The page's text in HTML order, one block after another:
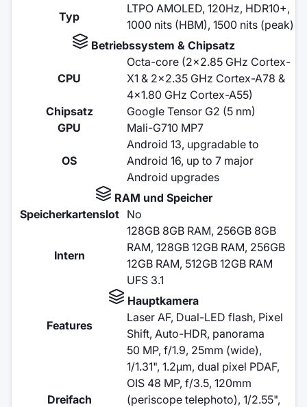
Typ
LTPO AMOLED, 120Hz, HDR10+,
1000 nits (HBM), 1500 nits (peak)
Betriebssystem & Chipsatz
CPU
Octa-core (2x2.85 GHz Cortex-
X1 & 2x2.35 GHz Cortex-A78 &
4x1.80 GHz Cortex-A55)
Chipsatz
Google Tensor G2 (5 nm)
GPU
Mali-G710 MP7
OS
Android 13, upgradable to
Android 16, up to 7 major
Android upgrades
RAM und Speicher
Speicherkartenslot
No
Intern
128GB 8GB RAM, 256GB 8GB
RAM, 128GB 12GB RAM, 256GB
12GB RAM, 512GB 12GB RAM
UFS 3.1
Hauptkamera
Features
Laser AF, Dual-LED flash, Pixel
Shift, Auto-HDR, panorama
Dreifach
50 MP, f/1.9, 25mm (wide),
1/1.31", 1.2µm, dual pixel PDAF,
OIS 48 MP, f/3.5, 120mm
(periscope telephoto), 1/2.55",